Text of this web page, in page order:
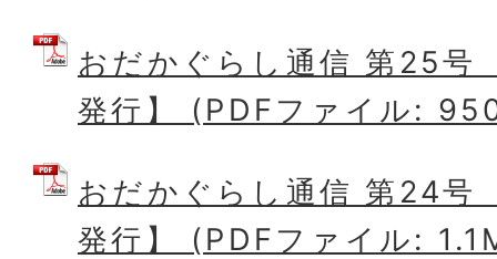
おだかぐらし通信 第25号
発行】 (PDFファイル:
おだかぐらし通信 第24号
発行】 (PDFファイル: